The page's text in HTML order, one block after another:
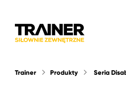
Trainer Produkty Seria